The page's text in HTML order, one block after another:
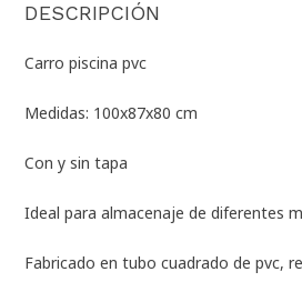
DESCRIPCIÓN
Carro piscina pvc
Medidas: 100x87x80 cm
Con y sin tapa
Ideal para almacenaje de diferentes
Fabricado en tubo cuadrado de pvc,